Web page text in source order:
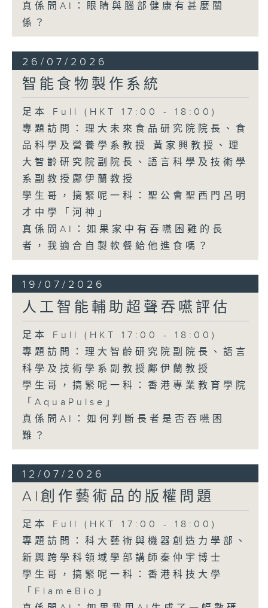
真係問AI：眼睛與腦部健康有甚麼關
係？
26/07/2026
智能食物製作系統
足本 Full (HKT 17:00 - 18:00)
專題訪問：理大未來食品研究院院長、食
品科學及營養學系教授 黃家興教授、理
大智齡研究院副院長、語言科學及技術學
系副教授鄺伊蘭教授
學生哥，搞緊呢一科：聖公會聖西門呂明
才中學「河神」
真係問AI：如果家中有吞嚥困難的長
者，我適合自製軟餐給他進食嗎？
19/07/2026
人工智能輔助超聲吞嚥評估
足本 Full (HKT 17:00 - 18:00)
專題訪問：理大智齡研究院副院長、語言
科學及技術學系副教授鄺伊蘭教授
學生哥，搞緊呢一科：香港專業教育學院
「AquaPulse」
真係問AI：如何判斷長者是否吞嚥困
難？
12/07/2026
AI創作藝術品的版權問題
足本 Full (HKT 17:00 - 18:00)
專題訪問：科大藝術與機器創造力學部、
新興跨學科領域學部講師秦仲宇博士
學生哥，搞緊呢一科：香港科技大學
「FlameBio」